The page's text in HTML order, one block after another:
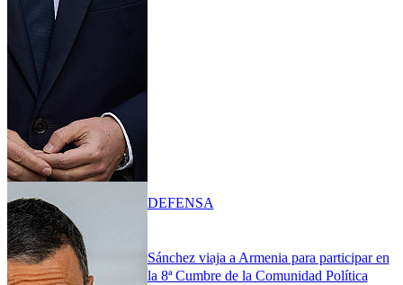
Sánchez viaja a Armenia para participar en
la 8ª Cumbre de la Comunidad Política
DEFENSA